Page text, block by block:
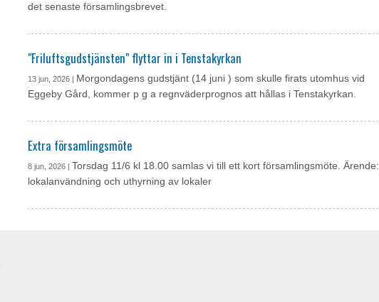
det senaste församlingsbrevet.
"Friluftsgudstjänsten" flyttar in i Tenstakyrkan
13 jun, 2026 | Morgondagens gudstjänt (14 juni ) som skulle firats utomhus vid
Eggeby Gård, kommer p g a regnväderprognos att hållas i Tenstakyrkan.
Extra församlingsmöte
8 jun, 2026 | Torsdag 11/6 kl 18.00 samlas vi till ett kort församlingsmöte. Ärende:
lokalanvändning och uthyrning av lokaler